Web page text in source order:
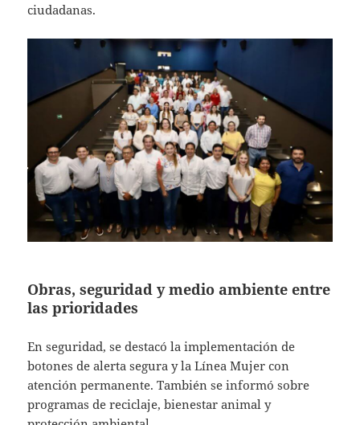
ciudadanas.
Obras, seguridad y medio ambiente entre
las prioridades
En seguridad, se destacó la implementación de
botones de alerta segura y la Línea Mujer con
atención permanente. También se informó sobre
programas de reciclaje, bienestar animal y